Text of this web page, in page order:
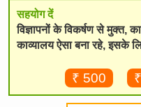
सहयोग दें
विज्ञापनों के विकर्षण से मुक्त,
काव्यालय ऐसा बना रहे, इसके
₹ 500